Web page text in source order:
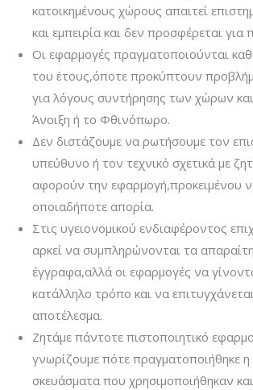
κατοικημένους χώρους απαιτεί
και εμπειρία και δεν προσφέρεται για
Οι εφαρμογές πραγματοποιούνται
του ἐτους,όποτε προκύπτουν
για λόγους συντήρησης των χώρων
Άνοιξη ή το Φθινόπωρο.
Δεν διστάζουμε να ρωτήσουμε τον
υπεύθυνο ή τον τεχνικό σχετικά με
αφορούν την εφαρμογή,προκειμένου
οποιαδήποτε απορία.
Στις υγειονομικού ενδιαφέροντος
αρκεί να συμπληρώνονται τα
έγγραφα,αλλά οι εφαρμογές να
κατάλληλο τρόπο και να
αποτέλεσμα.
Ζητάμε πάντοτε πιστοποιητικό
γνωρίζουμε πότε πραγματοποιήθηκε
σκευάσματα που χρησιμοποιήθηκαν